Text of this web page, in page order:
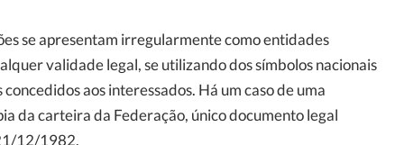
se apresentam irregularmente como entidades
validade legal, se utilizando dos símbolos nacionais
aos interessados. Há um caso de uma
da carteira da Federação, único documento legal
12/1982.